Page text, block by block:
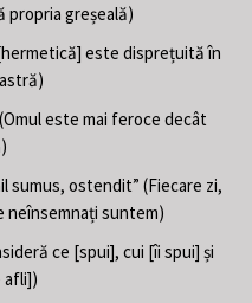
propria greșeală)
este disprețuită în
este mai feroce decât
sumus, ostendit” (Fiecare zi,
neînsemnați suntem)
ce [spui], cui [îi spui] și
afli])